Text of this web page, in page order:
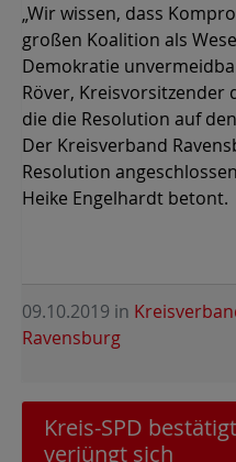
„Wir wissen, dass
großen Koalition als
Demokratie
Röver, Kreisvorsitzender
die die Resolution auf
Der Kreisverband
Resolution
Heike Engelhardt betont.
09.10.2019 in
Ravensburg
Kreis-SPD
verjüngt sich